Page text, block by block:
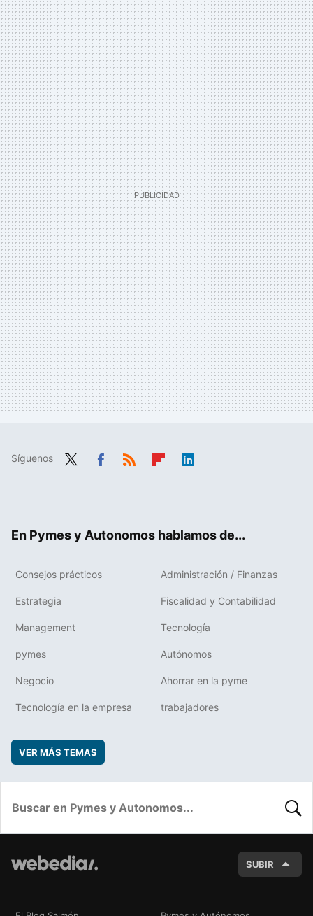
Síguenos
En Pymes y Autonomos hablamos de...
Consejos prácticos Administración / Finanzas
Estrategia Fiscalidad y Contabilidad
Management Tecnología
pymes Autónomos
Negocio Ahorrar en la pyme
Tecnología en la empresa trabajadores
VER MÁS TEMAS
SUBIR